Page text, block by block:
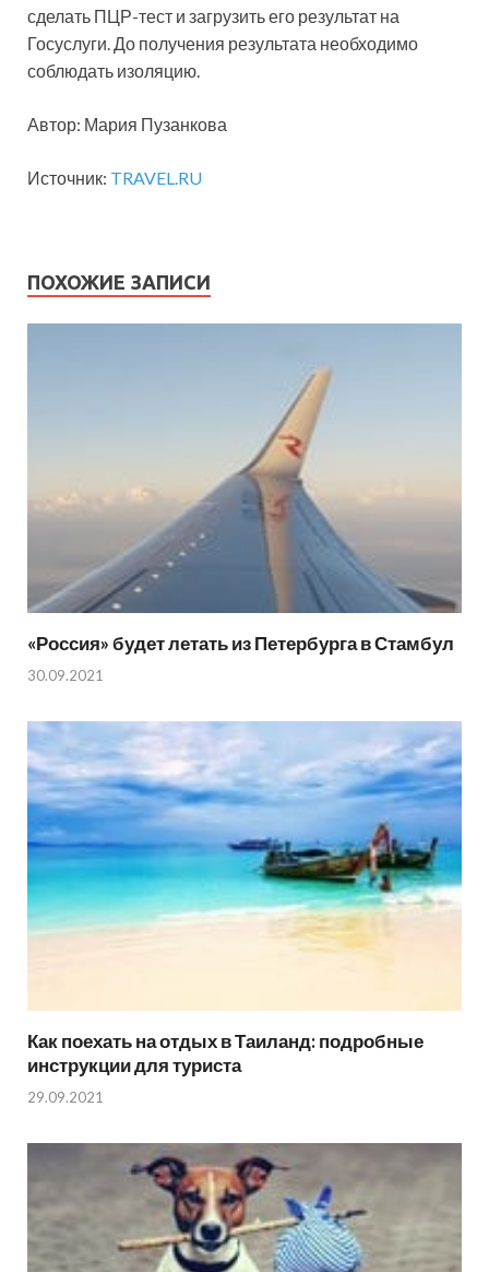
сделать ПЦР-тест и загрузить его результат на
Госуслуги. До получения результата необходимо
соблюдать изоляцию.
Автор: Мария Пузанкова
Источник: TRAVEL.RU
ПОХОЖИЕ ЗАПИСИ
«Россия» будет летать из Петербурга в Стамбул
30.09.2021
Как поехать на отдых в Таиланд: подробные
инструкции для туриста
29.09.2021